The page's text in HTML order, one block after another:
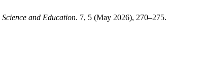
Science and Education. 7, 5 (May 2026), 270–275.